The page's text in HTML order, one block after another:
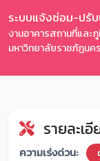
ระบบแจ้งซ่อม-ปรั
งานอาคารสถานที่และ
มหาวิทยาลัยราชภัฏนค
รายละเ
ความเร่งด่วน: